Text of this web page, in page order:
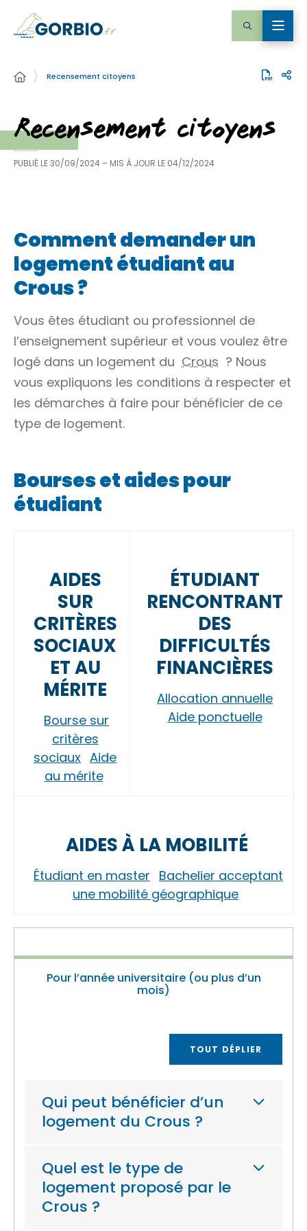
Recensement citoyens
Recensement citoyens
PUBLIÉ LE30/09/2024 – MIS À JOUR LE 04/12/2024
Comment demander un
logement étudiant au
Crous ?
Vous êtes étudiant ou professionnel de
l’enseignement supérieur et vous voulez être
logé dans un logement du Crous ? Nous
vous expliquons les conditions à respecter et
les démarches à faire pour bénéficier de ce
type de logement.
Bourses et aides pour
étudiant
AIDES
SUR
CRITÈRES
SOCIAUX
ET AU
MÉRITE
Bourse sur
critères
sociaux Aide
au mérite
ÉTUDIANT
RENCONTRANT
DES
DIFFICULTÉS
FINANCIÈRES
Allocation annuelle
Aide ponctuelle
AIDES À LA MOBILITÉ
Étudiant en master Bachelier acceptant
une mobilité géographique
Pour l’année universitaire (ou plus d’un
mois)
TOUT DÉPLIER
Qui peut bénéficier d’un
logement du Crous ?
Quel est le type de
logement proposé par le
Crous ?